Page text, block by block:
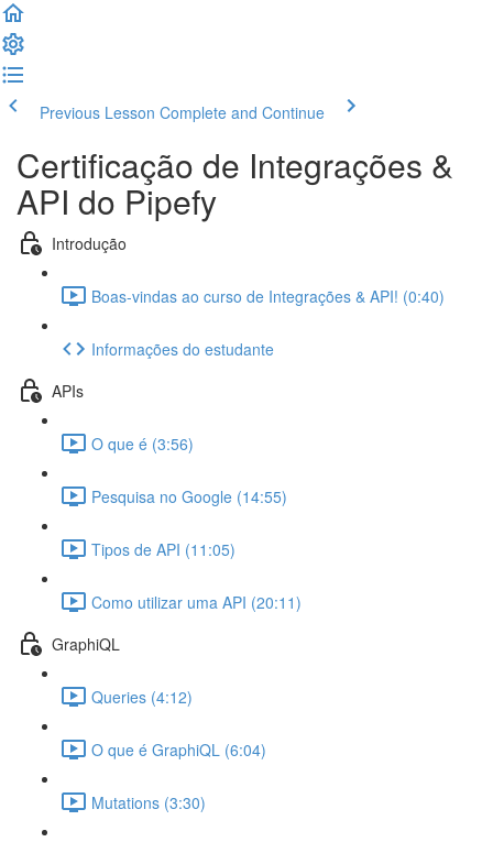
Previous Lesson Complete and Continue
Certificação de Integrações &
API do Pipefy
Introdução
Boas-vindas ao curso de Integrações & API! (0:40)
Informações do estudante
APIs
O que é (3:56)
Pesquisa no Google (14:55)
Tipos de API (11:05)
Como utilizar uma API (20:11)
GraphiQL
Queries (4:12)
O que é GraphiQL (6:04)
Mutations (3:30)